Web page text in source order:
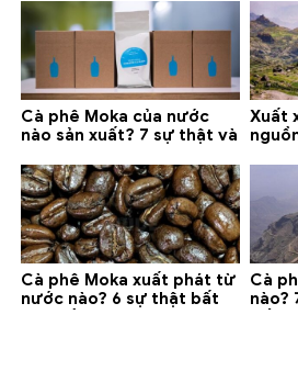
Cà phê Moka của nước
nào sản xuất? 7 sự thật và
Xuất
Cà phê Moka xuất phát từ
nước nào? 6 sự thật bất
Cà
nào?